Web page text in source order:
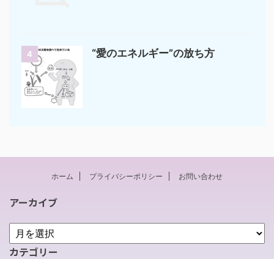
4 “愛のエネルギー”の放ち方
ホーム プライバシーポリシー お問い合わせ
アーカイブ
カテゴリー